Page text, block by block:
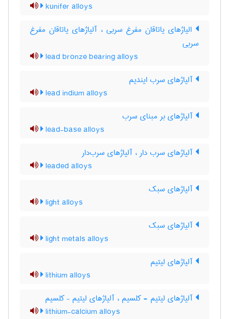
kunifer alloys
الیاژهای یاتاقان مفرغ سربی ، آلیاژهای یاتاقان مفرغ
سربی
lead bronze bearing alloys
آلیاژهای سرب ایندیم
lead indium alloys
آلیاژهای بر مبنای سرب
lead-base alloys
آلیاژهای سرب دار ، آلیاژهای سرب‌دار
leaded alloys
آلیاژهای سبک
light alloys
آلیاژهای سبک
light metals alloys
آلیاژهای لیتیم
lithium alloys
آلیاژهای لیتیم - کلسیم ، آلیاژهای لیتیم – کلسیم
lithium-calcium alloys